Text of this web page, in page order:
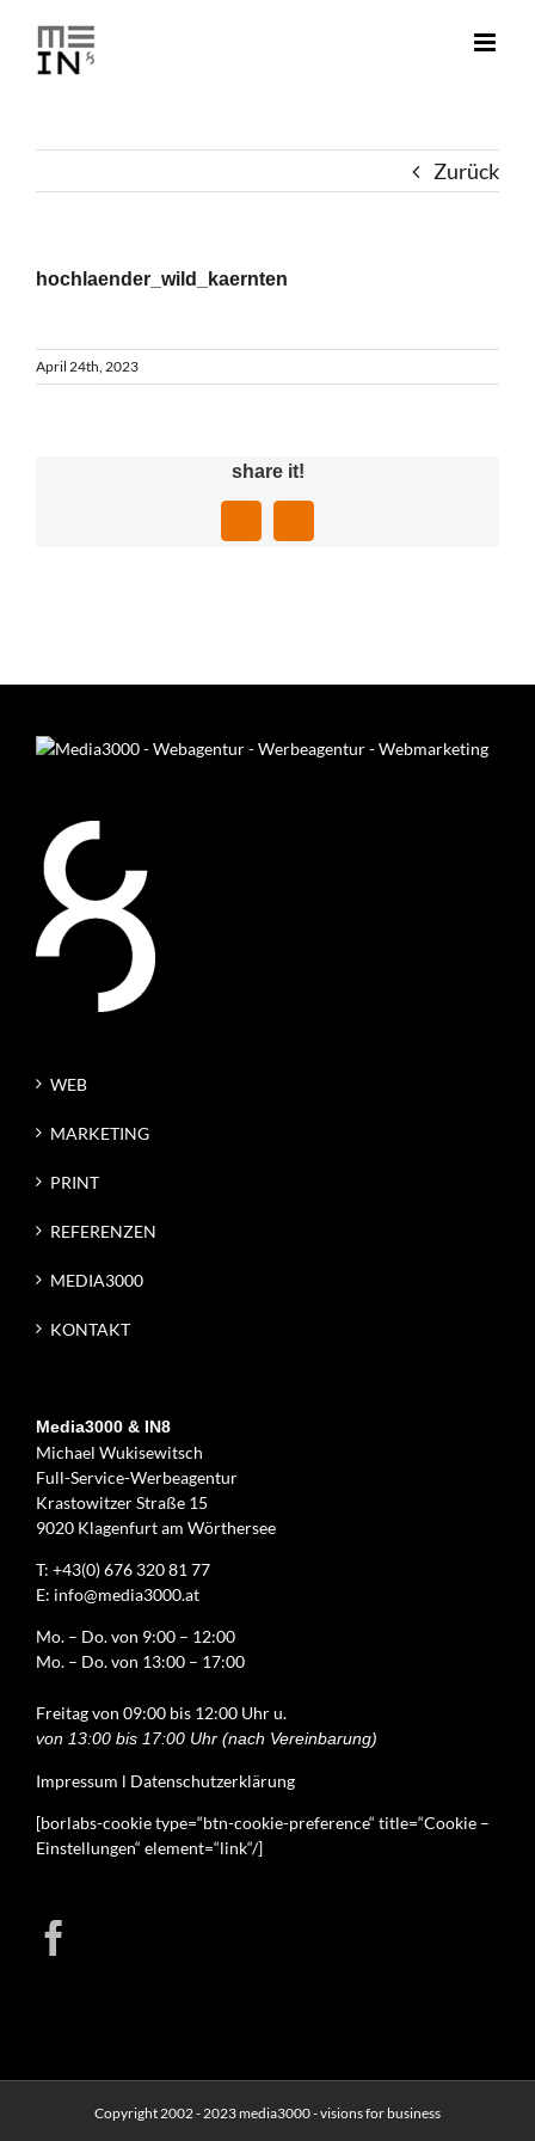
Inhalt
springen
Zurück
hochlaender_wild_kaernten
April 24th, 2023
share it!
WEB
MARKETING
PRINT
REFERENZEN
MEDIA3000
KONTAKT
Media3000 & IN8
Michael Wukisewitsch
Full-Service-Werbeagentur
Krastowitzer Straße 15
9020 Klagenfurt am Wörthersee
T: +43(0) 676 320 81 77
E: info@media3000.at
Mo. – Do. von 9:00 – 12:00
Mo. – Do. von 13:00 – 17:00
Freitag von 09:00 bis 12:00 Uhr u.
von 13:00 bis 17:00 Uhr (nach Vereinbarung)
Impressum l Datenschutzerklärung
[borlabs-cookie type=“btn-cookie-preference“ title=“Cookie –
Einstellungen“ element=“link“/]
Copyright 2002 - 2023 media3000 - visions for business